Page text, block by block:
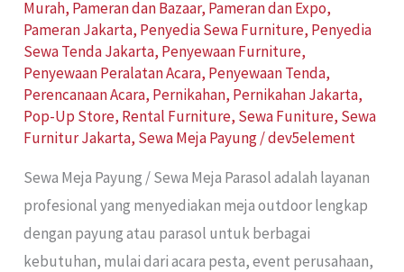
Murah, Pameran dan Bazaar, Pameran dan Expo,
Pameran Jakarta, Penyedia Sewa Furniture, Penyedia
Sewa Tenda Jakarta, Penyewaan Furniture,
Penyewaan Peralatan Acara, Penyewaan Tenda,
Perencanaan Acara, Pernikahan, Pernikahan Jakarta,
Pop-Up Store, Rental Furniture, Sewa Funiture, Sewa
Furnitur Jakarta, Sewa Meja Payung/dev5element
Sewa Meja Payung / Sewa Meja Parasol adalah layanan
profesional yang menyediakan meja outdoor lengkap
dengan payung atau parasol untuk berbagai
kebutuhan, mulai dari acara pesta, event perusahaan,